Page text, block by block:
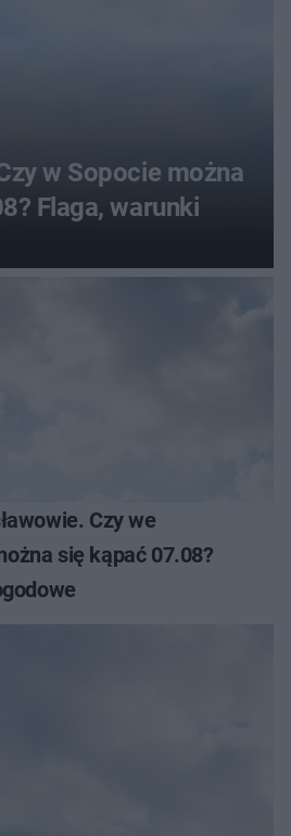
w Sopocie można
Flaga, warunki
Czy we
się kąpać 07.08?